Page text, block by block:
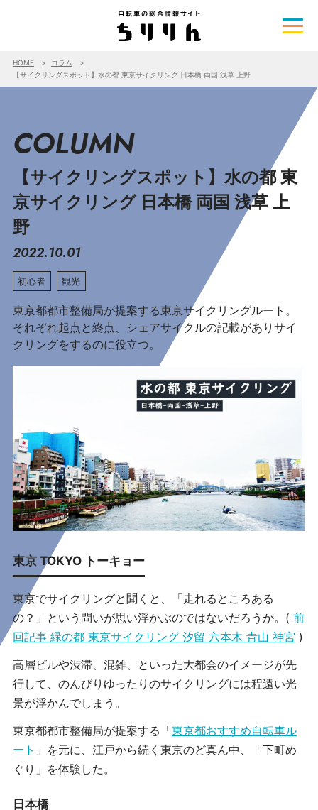
HOME
コラム
【サイクリングスポット】水の都 東京サイクリング 日本橋 両国 浅草 上野
COLUMN
【サイクリングスポット】水の都 東
京サイクリング 日本橋 両国 浅草 上
野
2022.10.01
初心者 観光
東京都都市整備局が提案する東京サイクリングルート。
それぞれ起点と終点、シェアサイクルの記載がありサイ
クリングをするのに役立つ。
東京 TOKYO トーキョー
東京でサイクリングと聞くと、「走れるところある
の？」という問いが思い浮かぶのではないだろうか。( 前
回記事 緑の都 東京サイクリング 汐留 六本木 青山 神宮 )
高層ビルや渋滞、混雑、といった大都会のイメージが先
行して、のんびりゆったりのサイクリングには程遠い光
景が浮かんでしまう。
東京都都市整備局が提案する「東京都おすすめ自転車ル
ート 」を元に、江戸から続く東京のど真ん中、「下町め
ぐり」を体験した。
日本橋